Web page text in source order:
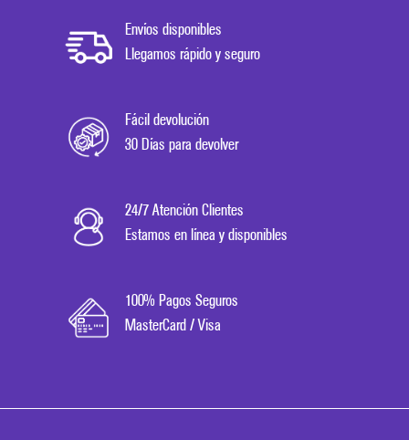
Envíos disponibles
Llegamos rápido y seguro
Fácil devolución
30 Días para devolver
24/7 Atención Clientes
Estamos en línea y disponibles
100% Pagos Seguros
MasterCard / Visa